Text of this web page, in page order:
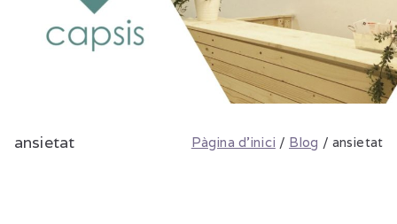
ansietat Pàgina d'inici Blog ansietat